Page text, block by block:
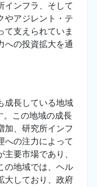
インフラ、そして
やアジレント・テ
て支えられていま
への投資拡大を通
成長している地域
。この地域の成長
加、研究所インフ
への注力によって
要市場であり、
の地域では、ヘル
大しており、政府